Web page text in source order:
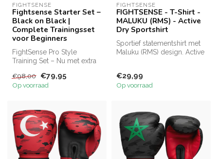
FIGHTSENSE
Fightsense Starter Set –
Black on Black |
Complete Trainingsset
voor Beginners
FightSense Pro Style
Training Set – Nu met extra
...
€98,00 €79,95
Op voorraad
FIGHTSENSE
FIGHTSENSE - T-Shirt -
MALUKU (RMS) - Active
Dry Sportshirt
Sportief statementshirt met
Maluku (RMS) design. Active
€29,99
Op voorraad